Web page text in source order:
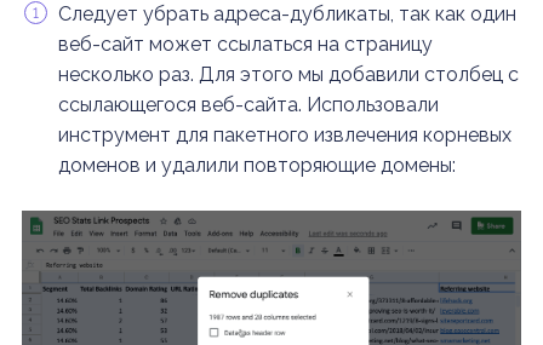
Следует убрать адреса-дубликаты, так как один
веб-сайт может ссылаться на страницу
несколько раз. Для этого мы добавили столбец с
ссылающегося веб-сайта. Использовали
инструмент для пакетного извлечения корневых
доменов и удалили повторяющие домены: